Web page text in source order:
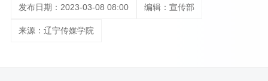
发布日期：2023-03-08 08:00 编辑：宣传部
来源：辽宁传媒学院